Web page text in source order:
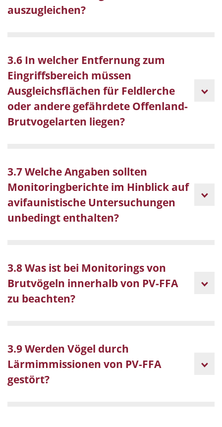
auszugleichen?
3.6 In welcher Entfernung zum
Eingriffsbereich müssen
Ausgleichsflächen für Feldlerche
oder andere gefährdete Offenland-
Brutvogelarten liegen?
3.7 Welche Angaben sollten
Monitoringberichte im Hinblick auf
avifaunistische Untersuchungen
unbedingt enthalten?
3.8 Was ist bei Monitorings von
Brutvögeln innerhalb von PV-FFA
zu beachten?
3.9 Werden Vögel durch
Lärmimmissionen von PV-FFA
gestört?